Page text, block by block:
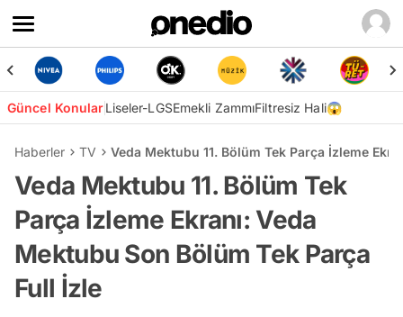
Güncel KonularLiseler-LGSEmekli ZammıFiltresiz Hali😱
Haberler TV Veda Mektubu 11. Bölüm Tek Parça İzleme
Veda Mektubu 11. Bölüm Tek
Parça İzleme Ekranı: Veda
Mektubu Son Bölüm Tek Parça
Full İzle